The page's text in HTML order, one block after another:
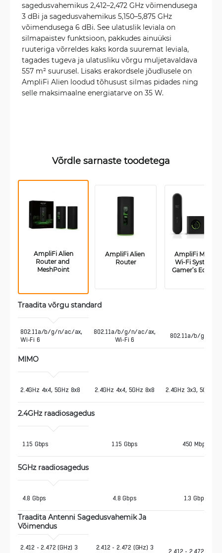
sagedusvahemikus 2,412–2,472 GHz võimendusega
3 dBi ja sagedusvahemikus 5,150–5,875 GHz
võimendusega 6 dBi. See ulatuslik leviala on
silmapaistev funktsioon, pakkudes ainuüksi
ruuteriga võrreldes kaks korda suuremat leviala,
tagades tugeva ja ulatusliku võrgu muljetavaldava
557 m² suurusel. Lisaks erakordsele jõudlusele on
AmpliFi Alien loodud tõhusust silmas pidades ning
selle maksimaalne energiatarve on 35 W.
Võrdle sarnaste toodetega
Router and
MeshPoint
AmpliFi Alien
Router
AmpliFi Mesh
Wi-Fi System
Gamer’s Edition
Traadita võrgu standard
802.11a/b/g/n/ac/ax,
Wi-Fi 6
802.11a/b/g/n/ac/ax,
Wi-Fi 6
802.11a/b/g/n/ac
MIMO
2.4GHz 4x4, 5GHz 8x8 2.4GHz 4x4, 5GHz 8x8 2.4GHz 3x3, 5GHz
2.4GHz raadiosagedus
1.15 Gbps 1.15 Gbps 450 Mbps
5GHz raadiosagedus
4.8 Gbps 4.8 Gbps 1.3 Gbps
Traadita Antenni Sagedusvahemik Ja
Võimendus
2.412 - 2.472 (GHz) 3
2.412 - 2.472 (GHz) 3